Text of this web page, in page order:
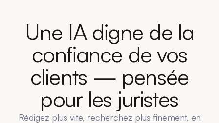
Une IA digne de la
confiance de vos
clients — pensée
pour les juristes
Rédigez plus vite, recherchez plus finement, en